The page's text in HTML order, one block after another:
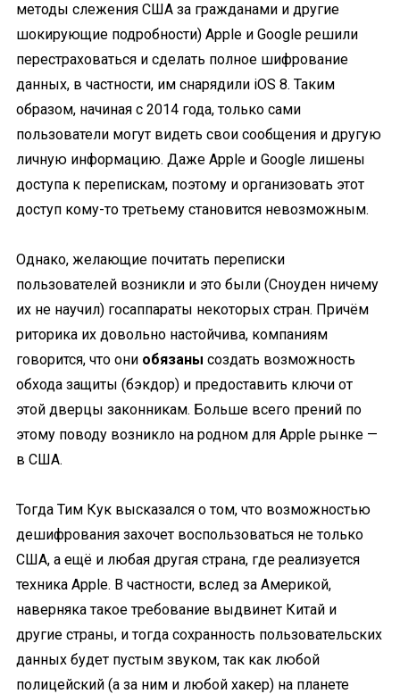
методы слежения США за гражданами и другие
шокирующие подробности) Apple и Google решили
перестраховаться и сделать полное шифрование
данных, в частности, им снарядили iOS 8. Таким
образом, начиная с 2014 года, только сами
пользователи могут видеть свои сообщения и другую
личную информацию. Даже Apple и Google лишены
доступа к перепискам, поэтому и организовать этот
доступ кому-то третьему становится невозможным.
Однако, желающие почитать переписки
пользователей возникли и это были (Сноуден ничему
их не научил) госаппараты некоторых стран. Причём
риторика их довольно настойчива, компаниям
говорится, что они обязаны создать возможность
обхода защиты (бэкдор) и предоставить ключи от
этой дверцы законникам. Больше всего прений по
этому поводу возникло на родном для Apple рынке —
в США.
Тогда Тим Кук высказался о том, что возможностью
дешифрования захочет воспользоваться не только
США, а ещё и любая другая страна, где реализуется
техника Apple. В частности, вслед за Америкой,
наверняка такое требование выдвинет Китай и
другие страны, и тогда сохранность пользовательских
данных будет пустым звуком, так как любой
полицейский (а за ним и любой хакер) на планете